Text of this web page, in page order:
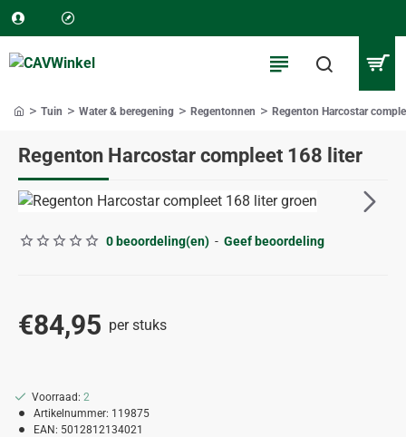
Regenton Harcostar compleet 168 liter
Tuin Water & beregening Regentonnen Regenton Harcostar
ALLEEN AFHALEN 0 beoordeling(en) - Geef beoordeling
€84,95 per stuks
Voorraad: 2
Artikelnummer: 119875
EAN: 5012812134021